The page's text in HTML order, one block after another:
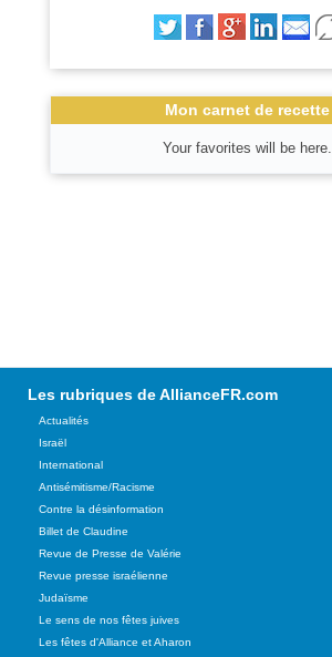
Mon carnet de recette
Your favorites will be here.
Les rubriques de AllianceFR.com
Actualités
Israël
International
Antisémitisme/Racisme
Contre la désinformation
Billet de Claudine
Revue de Presse de Valérie
Revue presse israélienne
Judaïsme
Le sens de nos fêtes juives
Les fêtes d'Alliance et Aharon